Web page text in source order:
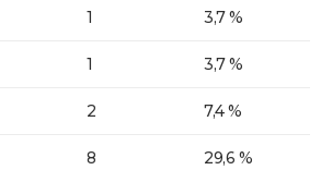
1 3,7 %
1 3,7 %
2 7,4 %
8 29,6 %